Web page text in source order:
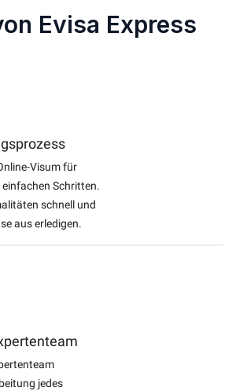
Evisa Express
Visum für
Schritten.
schnell und
aus erledigen.
jedes